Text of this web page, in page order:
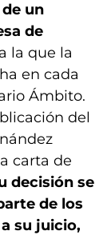
un
de
la que la
en cada
Ámbito.
del
carta de
decisión se
de los
su juicio,